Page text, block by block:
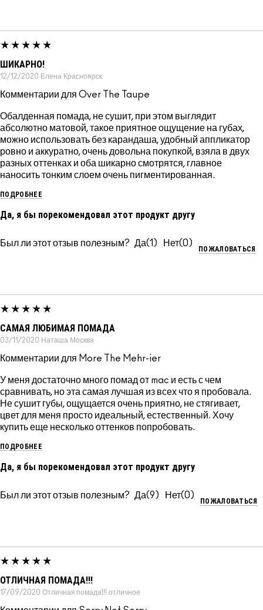
ШИКАРНО!
12/12/2020 Елена Красноярск
Комментарии для Over The Taupe
Обалденная помада, не сушит, при этом выглядит
абсолютно матовой, такое приятное ощущение на губах,
можно использовать без карандаша, удобный аппликатор
ровно и аккуратно, очень довольна покупкой, взяла в двух
разных оттенках и оба шикарно смотрятся, главное
наносить тонким слоем очень пигментированная.
ПОДРОБНЕЕ
Да, я бы порекомендовал этот продукт другу
Был ли этот отзыв полезным? 1 0
ПОЖАЛОВАТЬСЯ
САМАЯ ЛЮБИМАЯ ПОМАДА
03/11/2020 Наташа Москва
Комментарии для More The Mehr-ier
У меня достаточно много помад от mac и есть с чем
сравнивать, но эта самая лучшая из всех что я пробовала.
Не сушит губы, ощущается очень приятно, не стягивает,
цвет для меня просто идеальный, естественный. Хочу
купить еще несколько оттенков попробовать.
ПОДРОБНЕЕ
Да, я бы порекомендовал этот продукт другу
Был ли этот отзыв полезным? 9 0
ПОЖАЛОВАТЬСЯ
ОТЛИЧНАЯ ПОМАДА!!!
17/09/2020 Отличная помада!!! отличное